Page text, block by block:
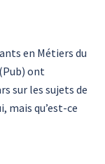
en Métiers du
ont
sur les sujets de
mais qu’est-ce